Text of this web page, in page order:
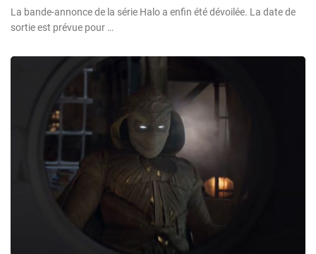
La bande-annonce de la série Halo a enfin été dévoilée. La date de
sortie est prévue pour …